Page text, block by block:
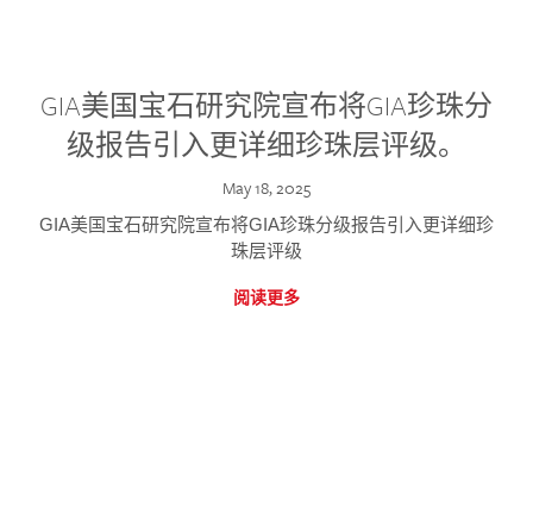
GIA美国宝石研究院宣布将GIA珍珠分
级报告引入更详细珍珠层评级。
May 18, 2025
GIA美国宝石研究院宣布将GIA珍珠分级报告引入更详细珍
珠层评级
阅读更多